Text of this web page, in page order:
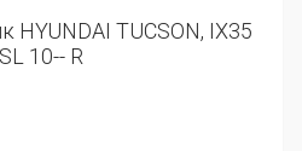
HYUNDAI TUCSON, IX35
10-- R